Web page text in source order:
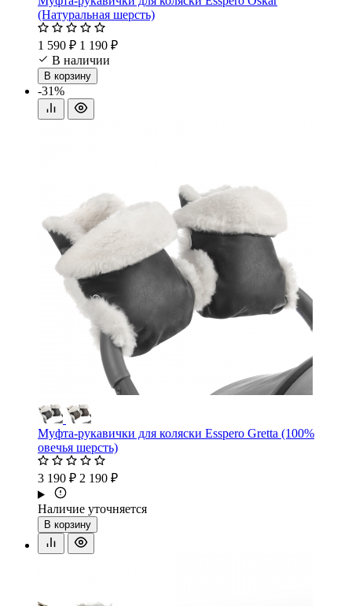
(Натуральная шерсть)
1 590 ₽ 1 190 ₽
В наличии
В корзину
-31%
Муфта-рукавички для коляски Esspero Gretta (100%
овечья шерсть)
3 190 ₽ 2 190 ₽
Наличие уточняется
В корзину